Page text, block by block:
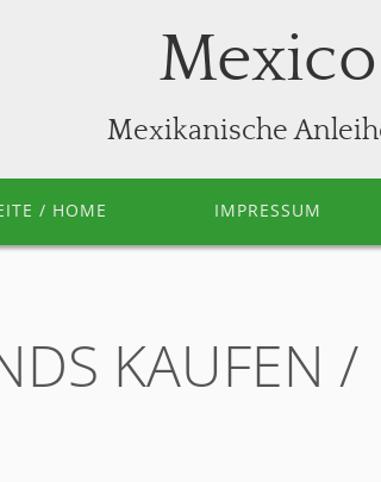
Mexikanische
/ HOME IMPRESSUM
KAUFEN /